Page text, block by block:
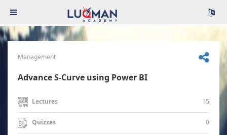
Management
Advance S-Curve using Power BI
Lectures 15
Quizzes 0